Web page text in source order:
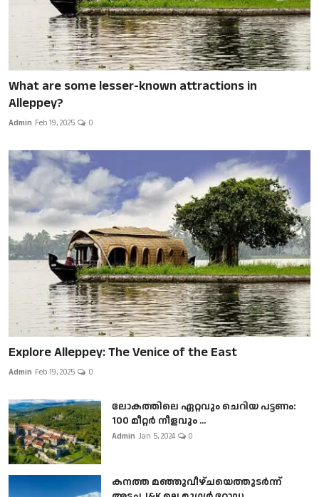
What are some lesser-known attractions in
Alleppey?
Admin Feb 19, 2025 0
Explore Alleppey: The Venice of the East
Admin Feb 19, 2025 0
ലോകത്തിലെ ഏറ്റവും ചെറിയ പട്ടണം:
100 മീറ്റർ നീളവും ...
Admin Jan 5, 2024 0
കനത്ത മഞ്ഞുവീഴ്ചയെത്തുടർന്ന്